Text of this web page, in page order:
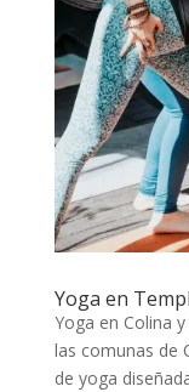
Yoga en
Yoga en Colina
las comunas de
de yoga